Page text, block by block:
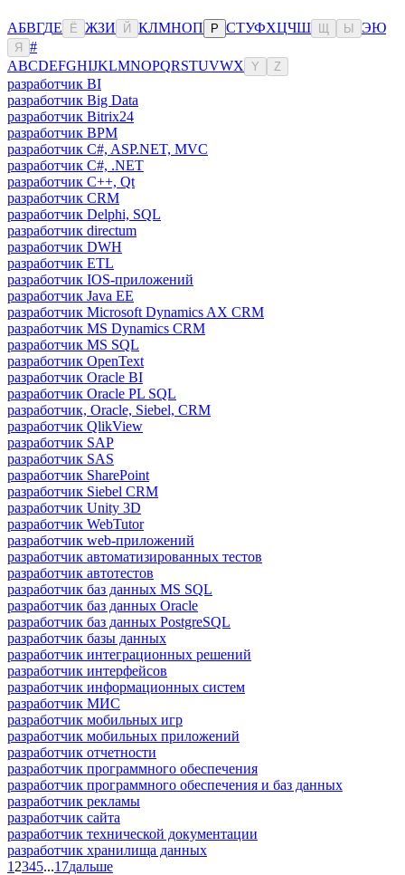
АБВГДЕ Ё ЖЗИ Й КЛМНОП Р СТУФХЦЧШ Ы ЭЮ
Я
#
ABCDEFGHIJKLMNOPQRSTUVWX Y Z
разработчик BI
разработчик Big Data
разработчик Bitrix24
разработчик BPM
разработчик C#, ASP.NET, MVC
разработчик C#, .NET
разработчик C++, Qt
разработчик CRM
разработчик Delphi, SQL
разработчик directum
разработчик DWH
разработчик ETL
разработчик IOS-приложений
разработчик Java ЕЕ
разработчик Microsoft Dynamics AX CRM
разработчик MS Dynamics CRM
разработчик MS SQL
разработчик OpenText
разработчик Oracle BI
разработчик Oracle PL SQL
разработчик, Oracle, Siebel, CRM
разработчик QlikView
разработчик SAP
разработчик SAS
разработчик SharePoint
разработчик Siebel CRM
разработчик Unity 3D
разработчик WebTutor
разработчик web-приложений
разработчик автоматизированных тестов
разработчик автотестов
разработчик баз данных MS SQL
разработчик баз данных Oracle
разработчик баз данных PostgreSQL
разработчик базы данных
разработчик интеграционных решений
разработчик интерфейсов
разработчик информационных систем
разработчик МИС
разработчик мобильных игр
разработчик мобильных приложений
разработчик отчетности
разработчик программного обеспечения
разработчик программного обеспечения и баз данных
разработчик рекламы
разработчик сайта
разработчик технической документации
разработчик хранилища данных
1 2345...17дальше